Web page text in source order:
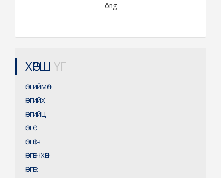
öng
ХӨРШ ҮГ
ӨНГИЙМӨЛ
ӨНГИЙХ
ӨНГИЙЦ
ӨНГӨ
ӨНГӨВЧ
ӨНГӨВЧХӨН
ӨНГӨГ: